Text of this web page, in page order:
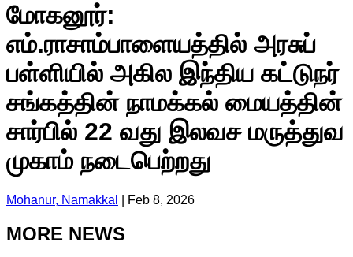
மோகனூர்:
எம்.ராசாம்பாளையத்தில் அரசுப்
பள்ளியில் அகில இந்திய கட்டுநர்
சங்கத்தின் நாமக்கல் மையத்தின்
சார்பில் 22 வது இலவச மருத்துவ
முகாம் நடைபெற்றது
Mohanur, Namakkal Feb 8, 2026
MORE NEWS